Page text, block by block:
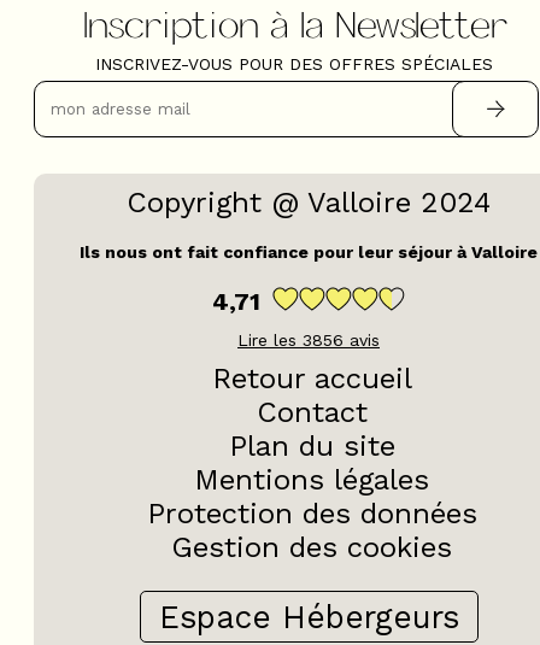
Inscription à la Newsletter
INSCRIVEZ-VOUS POUR DES OFFRES SPÉCIALES
Copyright @ Valloire 2024
Ils nous ont fait confiance pour leur séjour à Valloire
4,71
Lire les 3856 avis
Retour accueil
Contact
Plan du site
Mentions légales
Protection des données
Gestion des cookies
Espace Hébergeurs